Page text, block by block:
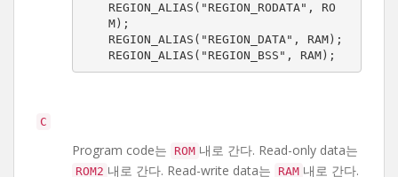
REGION_ALIAS("REGION_RODATA", RO
M);
REGION_ALIAS("REGION_DATA", RAM);
REGION_ALIAS("REGION_BSS", RAM);
C
Program code는 ROM 내로 간다. Read-only data는
ROM2 내로 간다. Read-write data는 RAM 내로 간다.